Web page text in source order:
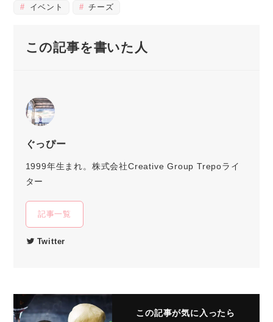
イベント チーズ
この記事を書いた人
ぐっぴー
1999年生まれ。株式会社Creative Group Trepoライ
ター
記事一覧
Twitter
この記事が気に入ったら